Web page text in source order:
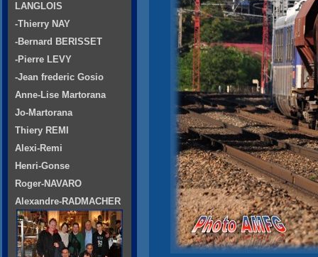
LANGLOIS
-Thierry NAY
-Bernard BERISSET
-Pierre LEVY
-Jean frederic Gosio
Anne-Lise Martorana
Jo-Martorana
Thiery REMI
Alexi-Remi
Henri-Gonse
Roger-NAVARO
Alexandre-RADMACHER